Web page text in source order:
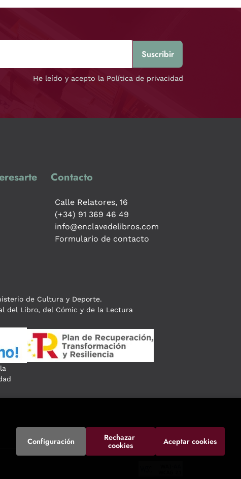
He leído y acepto la Política de privacidad
Contacto
Calle Relatores, 16
(+34) 91 369 46 49
info@enclavedelibros.com
Formulario de contacto
de Cultura y Deporte.
del Libro, del Cómic y de la Lectura
Configuración
Rechazar
cookies
Aceptar cookies